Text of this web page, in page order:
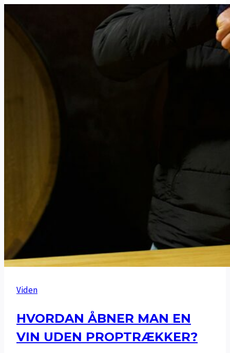
Viden
HVORDAN ÅBNER MAN EN
VIN UDEN PROPTRÆKKER?